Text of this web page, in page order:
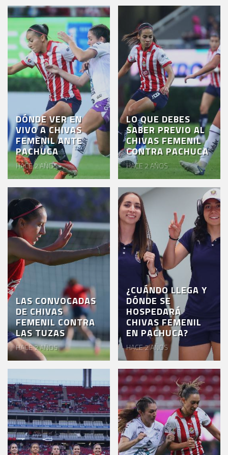
DÓNDE VER EN
VIVO A CHIVAS
FEMENIL ANTE
PACHUCA
HACE 2 AÑOS
LO QUE DEBES
SABER PREVIO AL
CHIVAS FEMENIL
CONTRA PACHUCA
HACE 2 AÑOS
LAS CONVOCADAS
DE CHIVAS
FEMENIL CONTRA
LAS TUZAS
HACE 2 AÑOS
¿CUÁNDO LLEGA Y
DÓNDE SE
HOSPEDARÁ
CHIVAS FEMENIL
EN PACHUCA?
HACE 2 AÑOS